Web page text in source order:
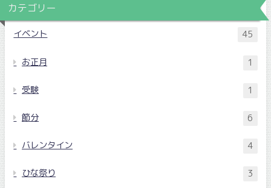
カテゴリー
イベント 45
お正月 1
受験 1
節分 6
バレンタイン 4
ひな祭り 3